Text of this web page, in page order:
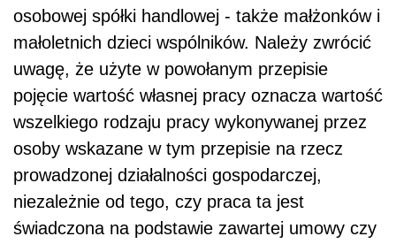
osobowej spółki handlowej - także małżonków i
małoletnich dzieci wspólników. Należy zwrócić
uwagę, że użyte w powołanym przepisie
pojęcie wartość własnej pracy oznacza wartość
wszelkiego rodzaju pracy wykonywanej przez
osoby wskazane w tym przepisie na rzecz
prowadzonej działalności gospodarczej,
niezależnie od tego, czy praca ta jest
świadczona na podstawie zawartej umowy czy